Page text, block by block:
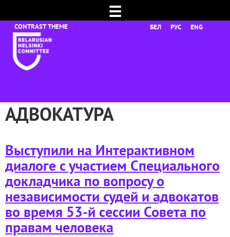
☰
БЕЛ РУС ENG
АДВОКАТУРА
Выступили на Интерактивном
диалоге с участием Специального
докладчика по вопросу о
независимости судей и адвокатов
во время 53-й сессии Совета по
правам человека